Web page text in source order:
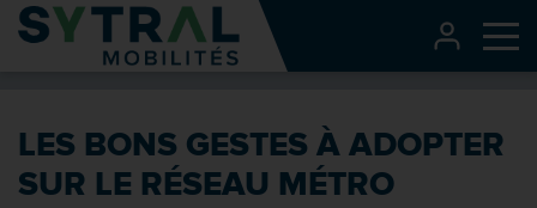
Contenu
Entête de page
Recherche
Pied de page
LES BONS GESTES À ADOPTER
SUR LE RÉSEAU MÉTRO